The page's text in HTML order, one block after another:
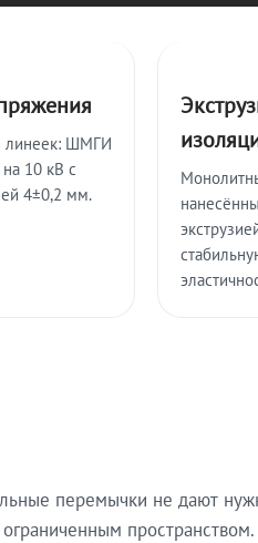
линеек: ШМГИ
10 кВ с
4±0,2 мм.
перемычки не дают
пространством.